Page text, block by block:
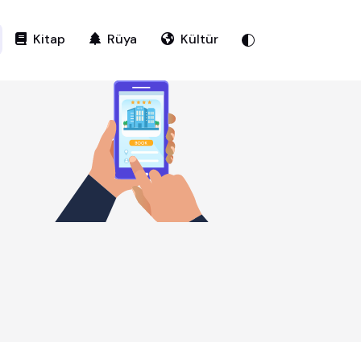
Kitap Rüya Kültür